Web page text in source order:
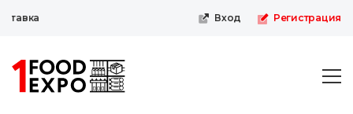
Вход Регистрация